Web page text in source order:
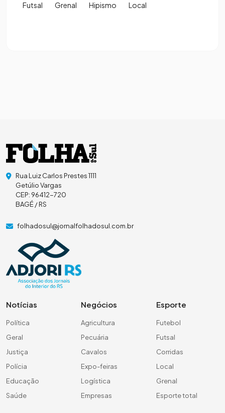
Futsal Grenal Hipismo Local
Rua Luiz Carlos Prestes 1111
Getúlio Vargas
CEP: 96412-720
BAGÉ / RS
folhadosul@jornalfolhadosul.com.br
Notícias
Política
Geral
Justiça
Polícia
Educação
Saúde
Negócios
Agricultura
Pecuária
Cavalos
Expo-feiras
Logística
Empresas
Esporte
Futebol
Futsal
Corridas
Local
Grenal
Esporte total